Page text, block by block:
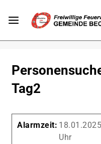
Tag2
Alarmzeit:
Uhr